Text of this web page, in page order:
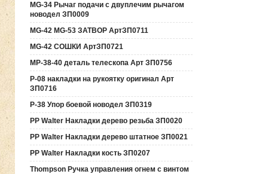
MG-34 Рычаг подачи с двуплечим рычагом
новодел ЗП0009
MG-42 MG-53 ЗАТВОР АртЗП0711
MG-42 СОШКИ АртЗП0721
MP-38-40 деталь телескопа Арт ЗП0756
P-08 накладки на рукоятку оригинал Арт
ЗП0716
P-38 Упор боевой новодел ЗП0319
PP Walter Накладки дерево резьба ЗП0020
PP Walter Накладки дерево штатное ЗП0021
PP Walter Накладки кость ЗП0207
Thompson Ручка управления огнем с винтом